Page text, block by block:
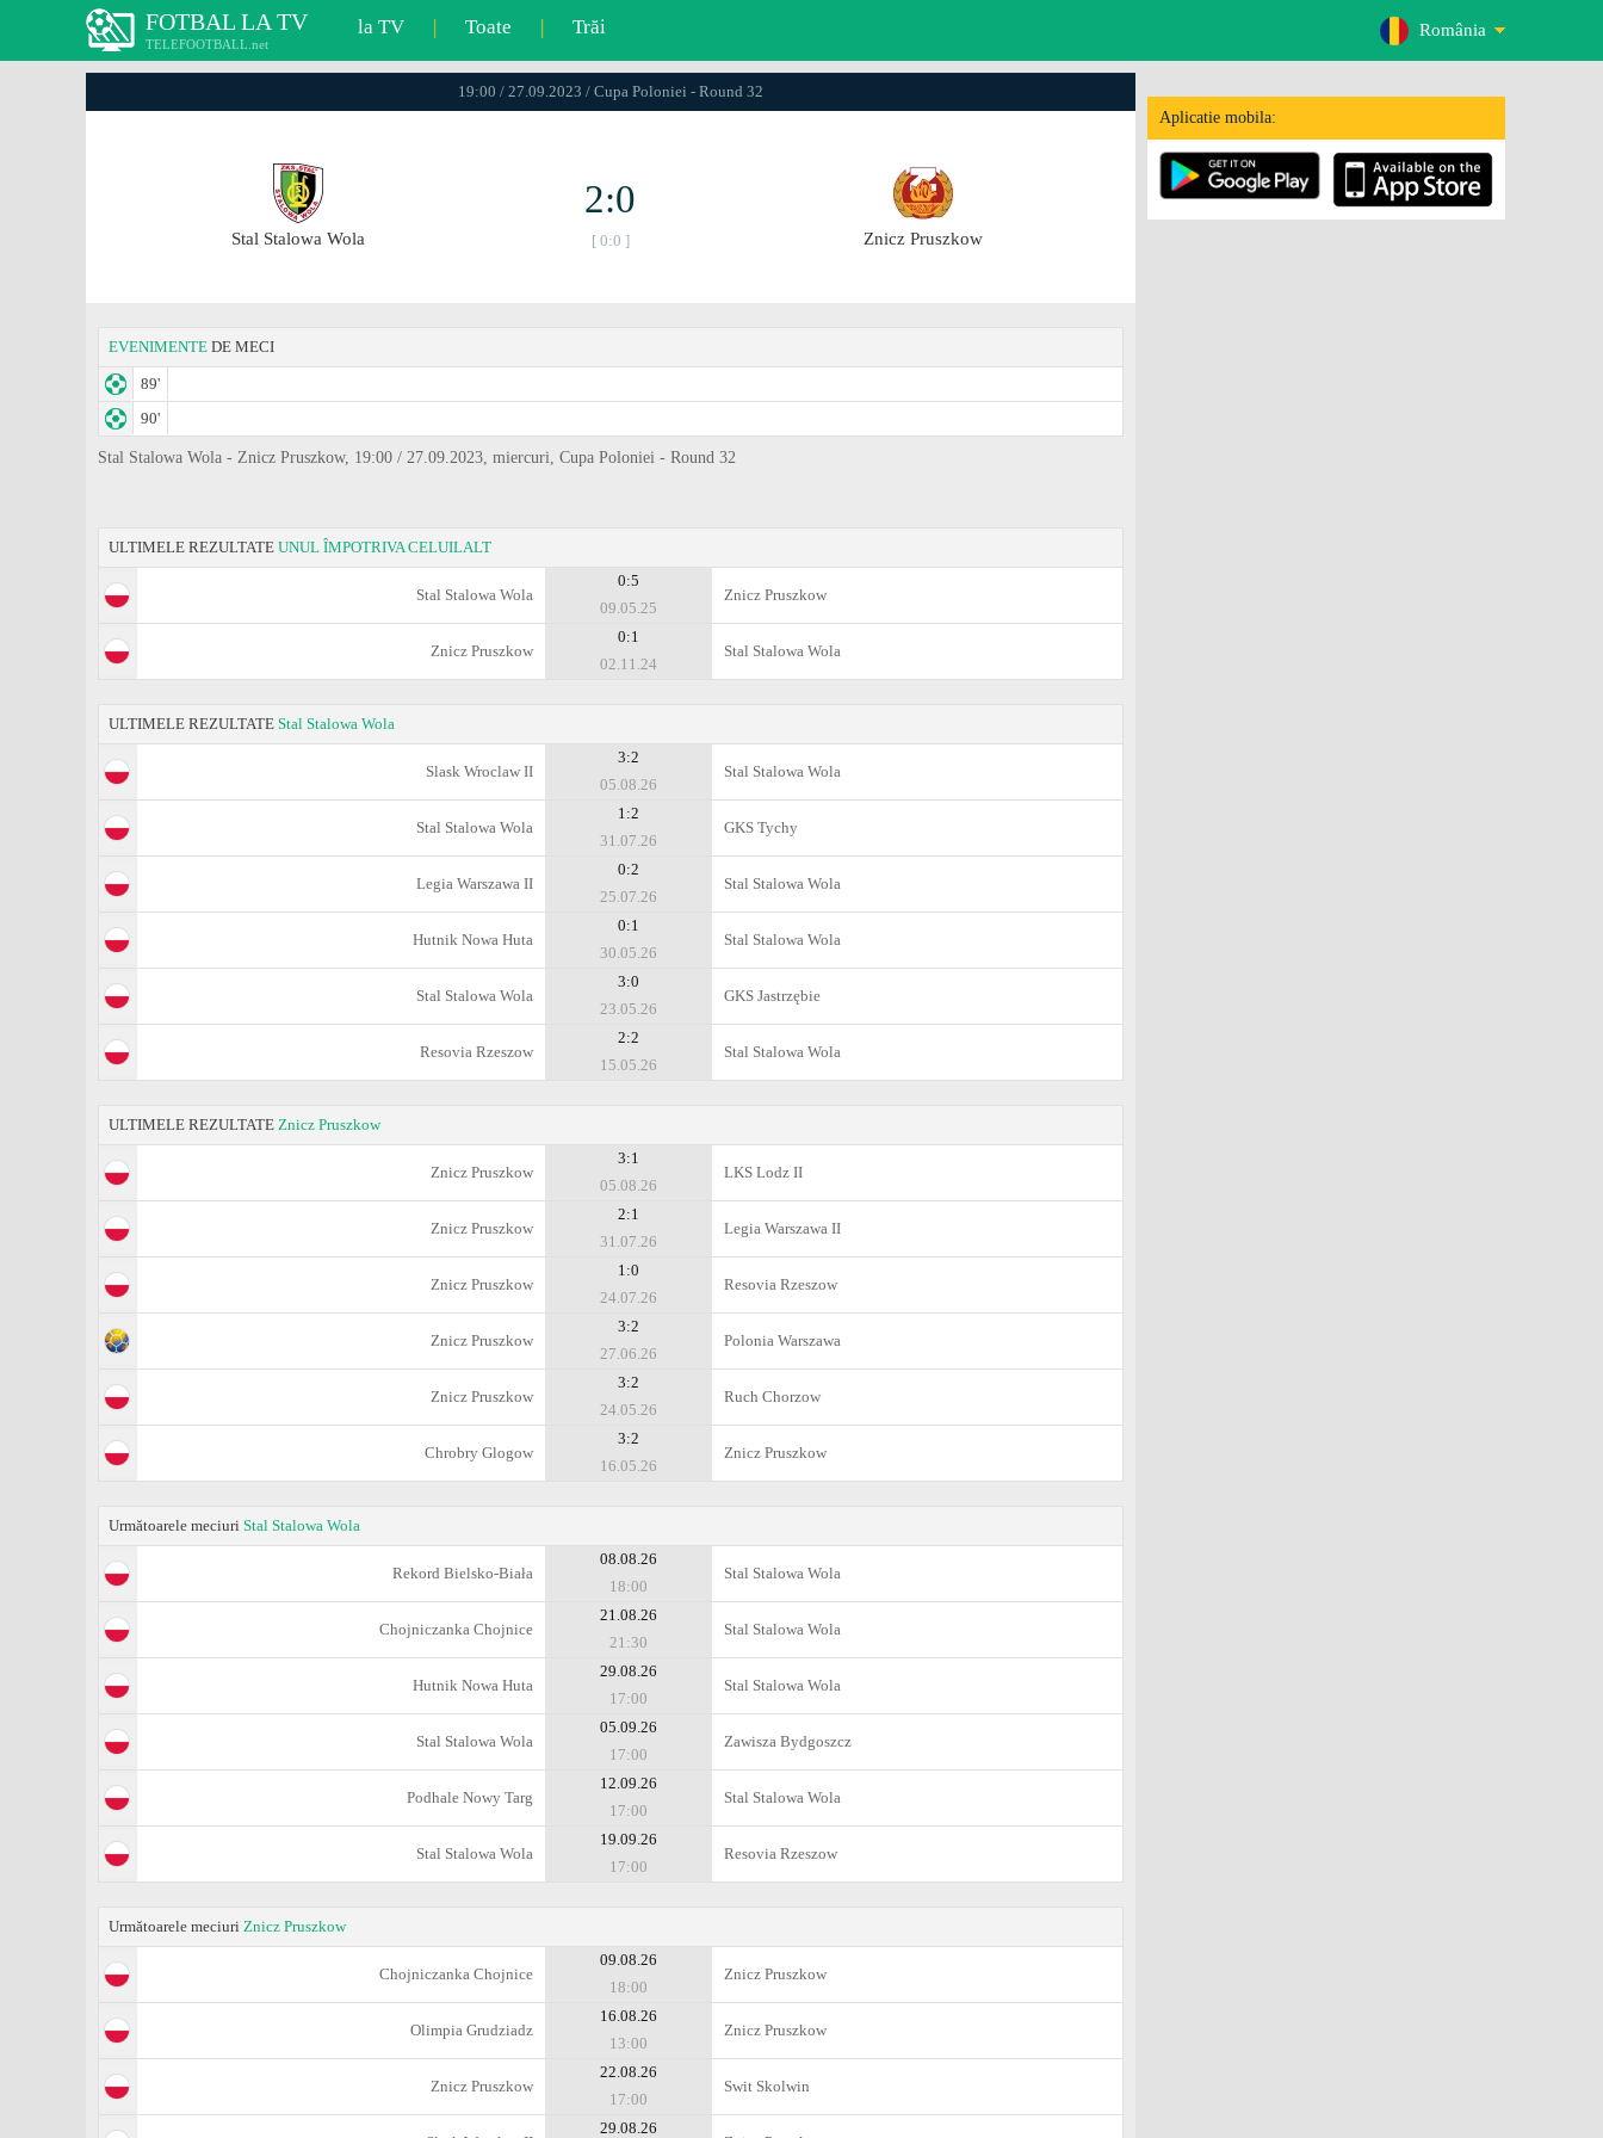
FOTBAL LA TV
TELEFOOTBALL.net
la TV | Toate | Trăi România
Aplicatie mobila:
19:00 / 27.09.2023 / Cupa Poloniei - Round 32
Stal Stalowa Wola
2:0
[ 0:0 ] Znicz Pruszkow
EVENIMENTE DE MECI
89'
90'
Stal Stalowa Wola - Znicz Pruszkow, 19:00 / 27.09.2023, miercuri, Cupa Poloniei - Round 32
ULTIMELE REZULTATE UNUL ÎMPOTRIVA CELUILALT
Stal Stalowa Wola
0:5
09.05.25
Znicz Pruszkow
Znicz Pruszkow
0:1
02.11.24
Stal Stalowa Wola
ULTIMELE REZULTATE Stal Stalowa Wola
Slask Wroclaw II
3:2
05.08.26
Stal Stalowa Wola
Stal Stalowa Wola
1:2
31.07.26
GKS Tychy
Legia Warszawa II
0:2
25.07.26
Stal Stalowa Wola
Hutnik Nowa Huta
0:1
30.05.26
Stal Stalowa Wola
Stal Stalowa Wola
3:0
23.05.26
GKS Jastrzębie
Resovia Rzeszow
2:2
15.05.26
Stal Stalowa Wola
ULTIMELE REZULTATE Znicz Pruszkow
Znicz Pruszkow
3:1
05.08.26
LKS Lodz II
Znicz Pruszkow
2:1
31.07.26
Legia Warszawa II
Znicz Pruszkow
1:0
24.07.26
Resovia Rzeszow
Znicz Pruszkow
3:2
27.06.26
Polonia Warszawa
Znicz Pruszkow
3:2
24.05.26
Ruch Chorzow
Chrobry Glogow
3:2
16.05.26
Znicz Pruszkow
Următoarele meciuri Stal Stalowa Wola
Rekord Bielsko-Biała
08.08.26
18:00
Stal Stalowa Wola
Chojniczanka Chojnice
21.08.26
21:30
Stal Stalowa Wola
Hutnik Nowa Huta
29.08.26
17:00
Stal Stalowa Wola
Stal Stalowa Wola
05.09.26
17:00
Zawisza Bydgoszcz
Podhale Nowy Targ
12.09.26
17:00
Stal Stalowa Wola
Stal Stalowa Wola
19.09.26
17:00
Resovia Rzeszow
Următoarele meciuri Znicz Pruszkow
Chojniczanka Chojnice
09.08.26
18:00
Znicz Pruszkow
Olimpia Grudziadz
16.08.26
13:00
Znicz Pruszkow
Znicz Pruszkow
22.08.26
17:00
Swit Skolwin
29.08.26